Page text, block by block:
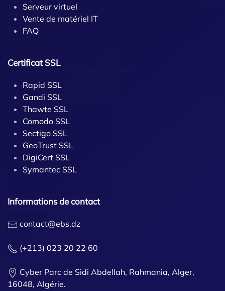
Serveur virtuel
Vente de matériel IT
FAQ
Certificat SSL
Rapid SSL
Gandi SSL
Thawte SSL
Comodo SSL
Sectigo SSL
GeoTrust SSL
DigiCert SSL
Symantec SSL
Informations de contact
contact@ebs.dz
(+213) 023 20 22 60
Cyber Parc de Sidi Abdellah, Rahmania, Alger,
16048, Algérie.